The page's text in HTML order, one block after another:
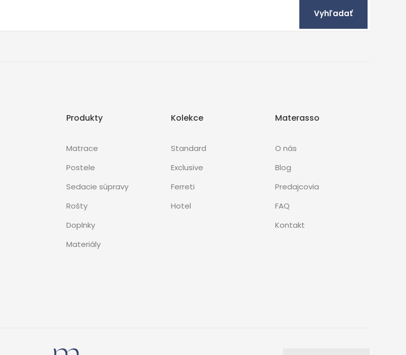
Vyhľadať
Produkty
Matrace
Postele
Sedacie súpravy
Rošty
Doplnky
Materiály
Kolekce
Standard
Exclusive
Ferreti
Hotel
Materasso
O nás
Blog
Predajcovia
FAQ
Kontakt